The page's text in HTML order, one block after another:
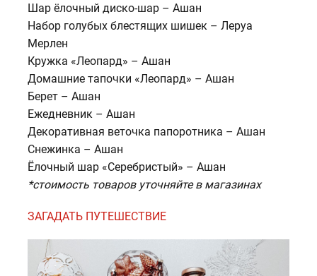
Шар ёлочный диско-шар – Ашан
Набор голубых блестящих шишек – Леруа
Мерлен
Кружка «Леопард» – Ашан
Домашние тапочки «Леопард» – Ашан
Берет – Ашан
Ежедневник – Ашан
Декоративная веточка папоротника – Ашан
Снежинка – Ашан
Ёлочный шар «Серебристый» – Ашан
*стоимость товаров уточняйте в магазинах
ЗАГАДАТЬ ПУТЕШЕСТВИЕ